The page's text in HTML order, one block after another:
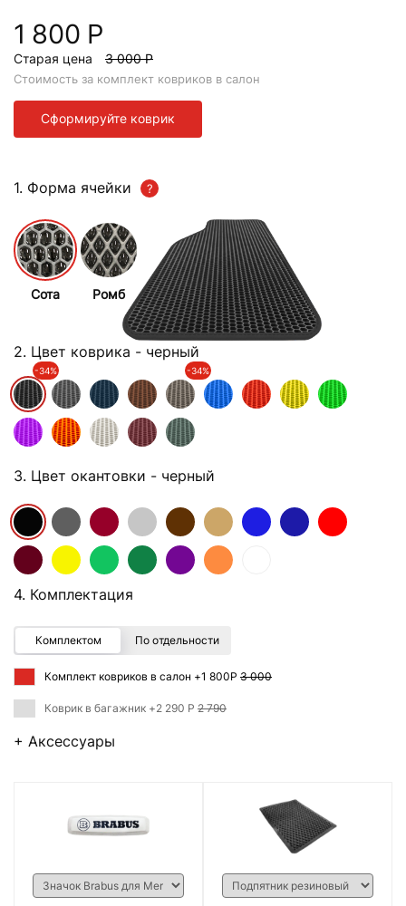
1 800 Р
Старая цена 3 000 Р
Стоимость за комплект ковриков в салон
Сформируйте коврик
1. Форма ячейки
Сота Ромб
2. Цвет коврика - черный
-34% -34%
3. Цвет окантовки - черный
4. Комплектация
Комплектом По отдельности
Комплект ковриков в салон +1 800Р 3 000
Коврик в багажник +2 290 Р 2 790
+ Аксессуары